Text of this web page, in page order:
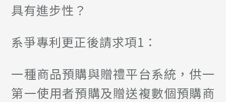
具有進步性？
系爭專利更正後請求項1：
一種商品預購與贈禮平台系統，供一
第一使用者預購及贈送複數個預購商